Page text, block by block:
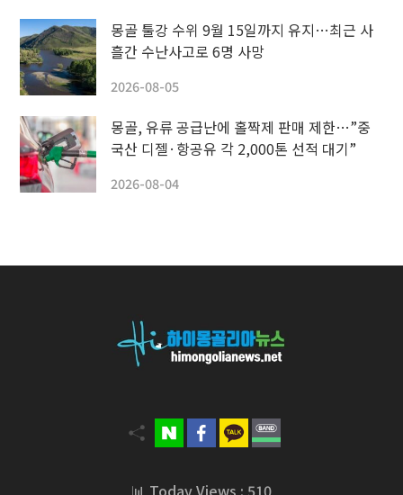
몽골 툴강 수위 9월 15일까지 유지…최근 사
흘간 수난사고로 6명 사망
2026-08-05
몽골, 유류 공급난에 홀짝제 판매 제한…”중
국산 디젤·항공유 각 2,000톤 선적 대기”
2026-08-04